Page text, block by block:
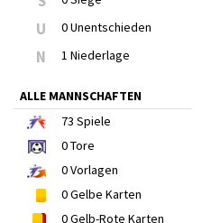
U 0 Unentschieden
N 1 Niederlage
ALLE MANNSCHAFTEN
73 Spiele
0Tore
0Vorlagen
0Gelbe Karten
0Gelb-Rote Karten